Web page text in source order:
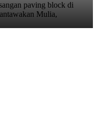
paving block di
Mulia,